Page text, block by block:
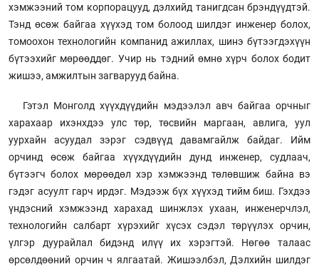
хэмжээний том корпорацууд, дэлхийд танигдсан брэндүүдтэй.
Тэнд өсөж байгаа хүүхэд том болоод шилдэг инженер болох,
томоохон технологийн компанид ажиллах, шинэ бүтээгдэхүүн
бүтээхийг мөрөөддөг. Учир нь тэдний өмнө хүрч болох бодит
жишээ, амжилтын загварууд байна.
Гэтэл Монголд хүүхдүүдийн мэдээлэл авч байгаа орчныг
харахаар ихэнхдээ улс төр, төсвийн маргаан, авлига, уул
уурхайн асуудал зэрэг сэдвүүд давамгайлж байдаг. Ийм
орчинд өсөж байгаа хүүхдүүдийн дунд инженер, судлаач,
бүтээгч болох мөрөөдөл хэр хэмжээнд төлөвшиж байна вэ
гэдэг асуулт гарч ирдэг. Мэдээж бүх хүүхэд тийм биш. Гэхдээ
үндэсний хэмжээнд харахад шинжлэх ухаан, инженерчлэл,
технологийн салбарт хүрэхийг хүсэх сэдэл төрүүлэх орчин,
үлгэр дуурайлал бидэнд илүү их хэрэгтэй. Нөгөө талаас
өрсөлдөөний орчин ч ялгаатай. Жишээлбэл, Дэлхийн шилдэг